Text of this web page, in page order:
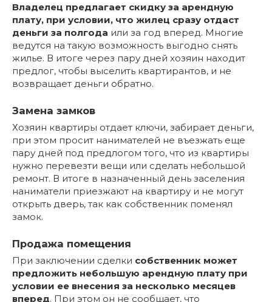
Владелец предлагает скидку за арендную
плату, при условии, что жилец сразу отдаст
деньги за полгода или за год вперед. Многие
ведутся на такую возможность выгодно снять
жилье. В итоге через пару дней хозяин находит
предлог, чтобы выселить квартирантов, и не
возвращает деньги обратно.
Замена замков
Хозяин квартиры отдает ключи, забирает деньги,
при этом просит нанимателей не въезжать еще
пару дней под предлогом того, что из квартиры
нужно перевезти вещи или сделать небольшой
ремонт. В итоге в назначенный день заселения
наниматели приезжают на квартиру и не могут
открыть дверь, так как собственник поменял
замок.
Продажа помещения
При заключении сделки собственник может
предложить небольшую арендную плату при
условии ее внесения за несколько месяцев
вперед. При этом он не сообщает, что